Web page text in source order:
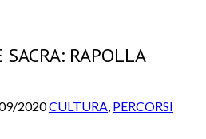
SACRA: RAPOLLA
2020CULTURA, PERCORSI